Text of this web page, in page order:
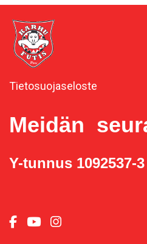
Tietosuojaseloste
Meidän
Y-tunnus 1092537-3